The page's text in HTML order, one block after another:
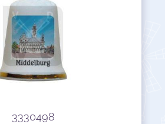
3330498